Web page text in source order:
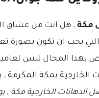
مكة , هل انت من عشاق
يحب ان تكون بصورة
الخارجية بمكة
الدهانات الخارجية مكة ,